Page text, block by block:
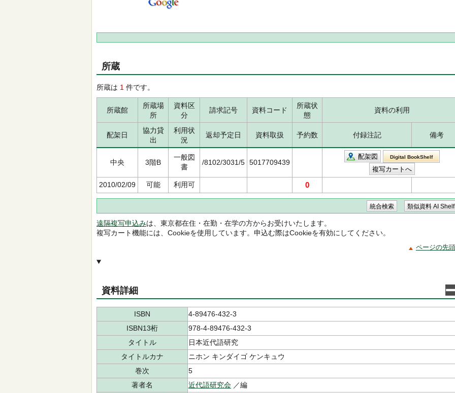
所蔵
所蔵は 1 件です。
所蔵館
所蔵場
所
資料区
分
請求記号 資料コード
所蔵状
態
資料の利用
配架日
協力貸
出
利用状
況
返却予定日 資料取扱 予約数 付録注記 備考
中央 3階B
一般図
書
/8102/3031/5 5017709439
配架図 Digital BookShelf
2010/02/09 可能 利用可 0
遠隔複写申込みは、東京都在住・在勤・在学の方からお受けいたします。
複写カート機能には、Cookieを使用しています。申込む際はCookieを有効にしてください。
ページの先
資料詳細
ISBN
4-89476-432-3
ISBN13桁
978-4-89476-432-3
タイトル
日本近代語研究
タイトルカナ
ニホン キンダイゴ ケンキュウ
巻次
5
著者名
近代語研究会 ／編